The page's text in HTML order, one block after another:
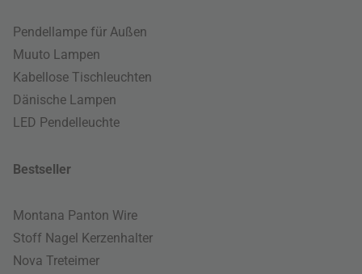
Pendellampe für Außen
Muuto Lampen
Kabellose Tischleuchten
Dänische Lampen
LED Pendelleuchte
Bestseller
Montana Panton Wire
Stoff Nagel Kerzenhalter
Nova Treteimer